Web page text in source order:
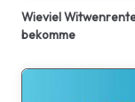
Wieviel
bekomme